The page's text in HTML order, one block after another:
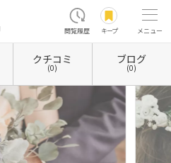
閲覧履歴 キープ メニュー
市 Renatus レナトゥス
クチコミ
(0)
ブログ
(0)